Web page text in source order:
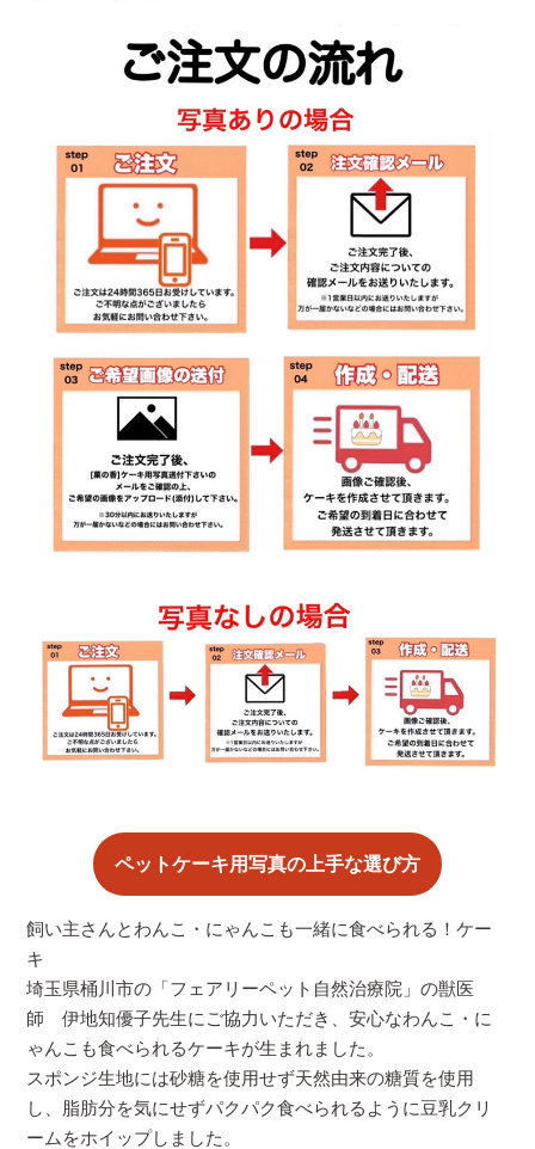
ペットケーキ用写真の上手な選び方
飼い主さんとわんこ・にゃんこも一緒に食べられる！ケー
キ
埼玉県桶川市の「フェアリーペット自然治療院」の獣医
師 伊地知優子先生にご協力いただき、安心なわんこ・に
ゃんこも食べられるケーキが生まれました。
スポンジ生地には砂糖を使用せず天然由来の糖質を使用
し、脂肪分を気にせずパクパク食べられるように豆乳クリ
ームをホイップしました。